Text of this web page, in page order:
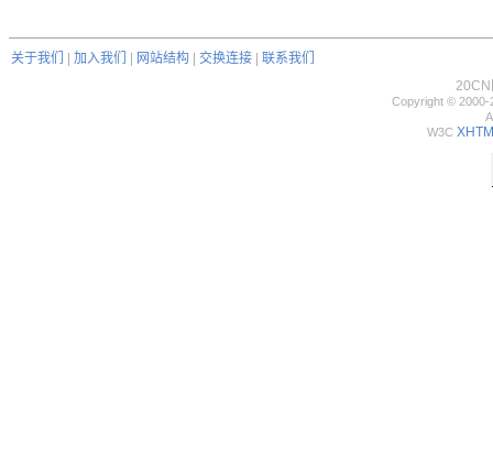
关于我们 加入我们 网站结构 交换连接
联系我们
20CN
Copyright © 2000-
W3C